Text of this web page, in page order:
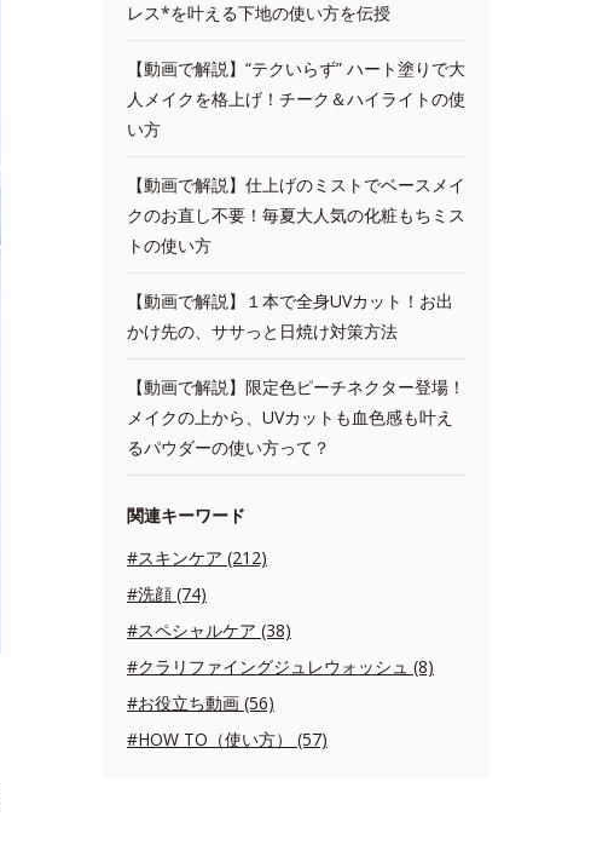
レス*を叶える下地の使い方を伝授
【動画で解説】“テクいらず” ハート塗りで大
人メイクを格上げ！チーク＆ハイライトの使
い方
【動画で解説】仕上げのミストでベースメイ
クのお直し不要！毎夏大人気の化粧もちミス
トの使い方
【動画で解説】１本で全身UVカット！お出
かけ先の、ササっと日焼け対策方法
【動画で解説】限定色ピーチネクター登場！
メイクの上から、UVカットも血色感も叶え
るパウダーの使い方って？
関連キーワード
#スキンケア (212)
#洗顔 (74)
#スペシャルケア (38)
#クラリファイングジュレウォッシュ (8)
#お役立ち動画 (56)
#HOW TO（使い方） (57)